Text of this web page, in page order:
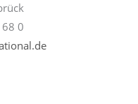
0